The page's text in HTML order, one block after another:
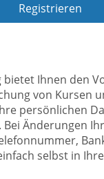
Registrieren
bietet Ihnen den
von Kursen
persönlichen
Bei Änderungen
selbst in